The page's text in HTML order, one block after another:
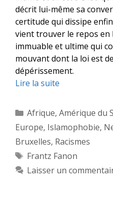
décrit lui-même sa
certitude qui dissipe
vient trouver le repos en
immuable et ultime qui
mouvant dont la loi est
dépérissement.
Lire la suite
Catégories
Afrique, Amérique du
Europe, Islamophobie,
Bruxelles, Racismes
Étiquettes
Frantz Fanon
Laisser un